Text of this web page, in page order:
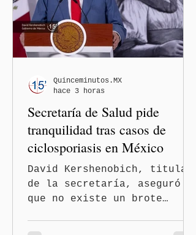
controles migratorios.
Secretaría de Salud pide
tranquilidad tras casos de
ciclosporiasis en México
David Kershenobich, titular
de la secretaría, aseguró
que no existe un brote
Quinceminutos.MX
hace 3 horas